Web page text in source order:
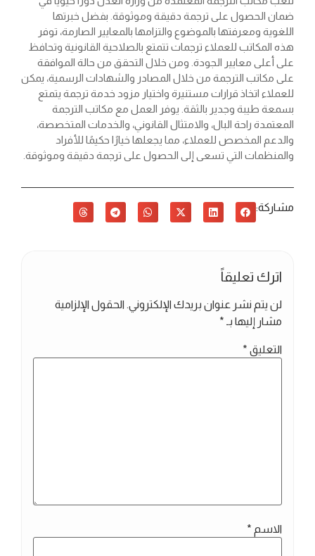
ضمان الحصول على ترجمة دقيقة وموثوقة. بفضل خبرتها
اللغوية ومعرفتها بالموضوع والتزامها بالمعايير الصارمة، توفر
هذه المكاتب للعملاء ترجمات تتمتع بالصلاحية القانونية وتحافظ
على أعلى معايير الجودة. ومن خلال التحقق من حالة الموافقة
على مكاتب الترجمة من خلال المصادر والشهادات الرسمية، يمكن
للعملاء اتخاذ قرارات مستنيرة واختيار مزود خدمة ترجمة يتمتع
بسمعة طيبة وجدير بالثقة. يوفر العمل مع مكاتب الترجمة
المعتمدة راحة البال، والامتثال القانوني، والخدمات المتخصصة،
والدعم المخصص للعملاء، مما يجعلها خيارًا حكيمًا للأفراد
والمنظمات التي تسعى إلى الحصول على ترجمة دقيقة وموثوقة.
مشاركة:
اترك تعليقاً
لن يتم نشر عنوان بريدك الإلكتروني. الحقول الإلزامية
مشار إليها بـ *
التعليق *
الاسم *